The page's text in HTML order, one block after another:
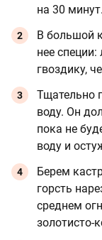
на 30 минут.
В большой
нее
гвоздику,
Тщательно
воду. Он
пока не
воду и
Берем
горсть
среднем
золотисто-